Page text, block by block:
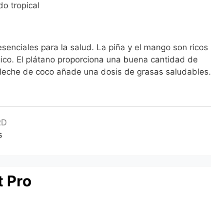
tropical
para la salud. La piña y el mango son ricos
El plátano proporciona una buena cantidad de
de coco añade una dosis de grasas saludables.
Pro